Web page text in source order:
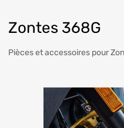
Zontes 368G
Pièces et accessoires pour